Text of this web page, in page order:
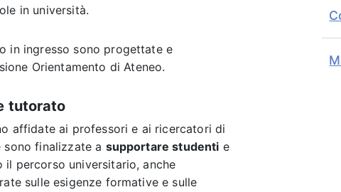
in università.
in ingresso sono progettate e
Orientamento di Ateneo.
tutorato
affidate ai professori e ai ricercatori di
finalizzate a supportare studenti e
il percorso universitario, anche
sulle esigenze formative e sulle